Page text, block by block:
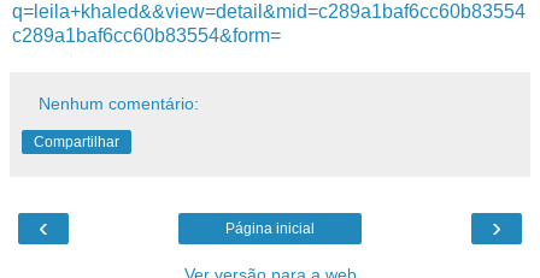
q=leila+khaled&&view=detail&mid=c289a1baf6cc60b83554
c289a1baf6cc60b83554&form=
Nenhum comentário:
Compartilhar
‹ ›
Página inicial